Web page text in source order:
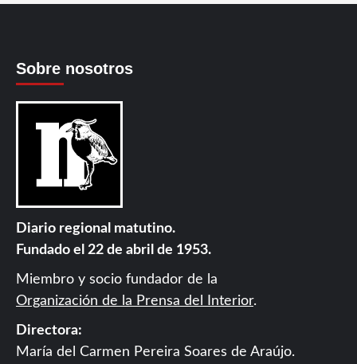
Sobre nosotros
Diario regional matutino.
Fundado el 22 de abril de 1953.
Miembro y socio fundador de la
Organización de la Prensa del Interior.
Directora:
María del Carmen Pereira Soares de Araújo.